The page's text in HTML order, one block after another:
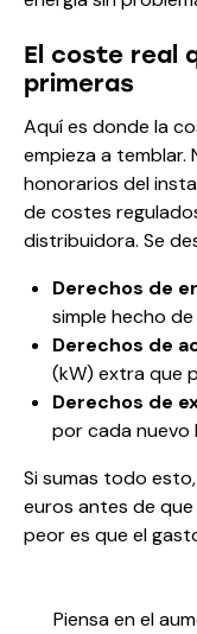
El coste real
primeras
Aquí es donde la
empieza a
honorarios del
de costes
distribuidora. Se
Derechos de
simple hecho
Derechos de
(kW) extra que
Derechos de
por cada nuevo
Si sumas todo
euros antes de que
peor es que el
Piensa en el